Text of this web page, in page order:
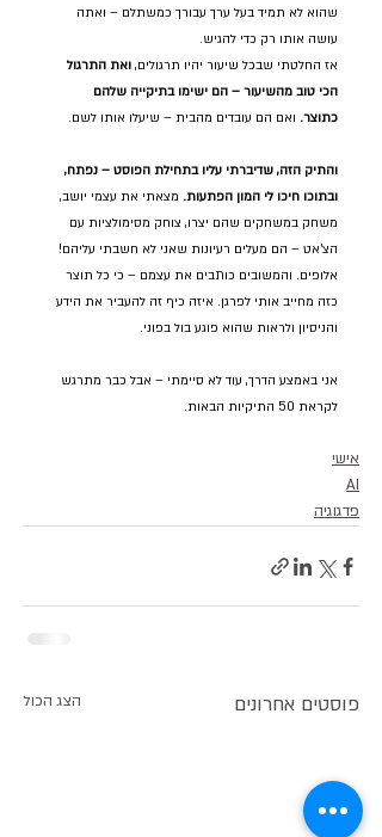
שהוא לא תמיד בעל ערך עבורך כמשתלם – ואתה
עושה אותו רק כדי להגיש.
אז החלטתי שבכל שיעור יהיו תרגולים, ואת התרגול
הכי טוב מהשיעור – הם ישימו בתיקייה שלהם
כתוצר. ואם הם עובדים מהבית – שיעלו אותו לשם.
והתיק הזה, שדיברתי עליו בתחילת הפוסט – נפתח,
ובתוכו חיכו לי המון הפתעות. מצאתי את עצמי יושב,
משחק במשחקים שהם יצרו, צוחק מסימולציות עם
הצ’אט – הם מעלים רעיונות שאני לא חשבתי עליהם!
אלופים. והמשובים כותבים את עצמם – כי כל תוצר
כזה מחייב אותי לפרגן. איזה כיף זה להעביר את הידע
והניסיון ולראות שהוא פוגע בול בפוני.
אני באמצע הדרך, עוד לא סיימתי – אבל כבר מתרגש
לקראת 50 התיקיות הבאות.
אישי
AI
פדגוגיה
פוסטים אחרונים הצג הכול